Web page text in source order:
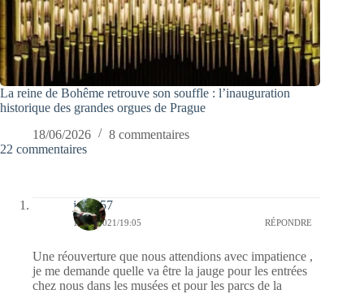
La reine de Bohême retrouve son souffle : l’inauguration
historique des grandes orgues de Prague
18/06/2026
8 commentaires
22 commentaires
jazzy57
11/05/2021/19:05 RÉPONDRE
Une réouverture que nous attendions avec impatience ,
je me demande quelle va être la jauge pour les entrées
chez nous dans les musées et pour les parcs de la